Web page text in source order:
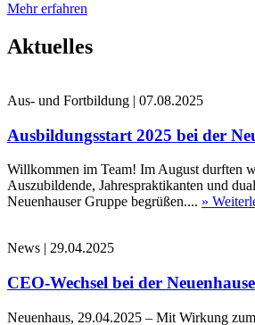
Mehr erfahren
Aktuelles
Aus- und Fortbildung | 07.08.2025
Ausbildungsstart 2025 bei der
Willkommen im Team! Im August durften
Auszubildende, Jahrespraktikanten und
Neuenhauser Gruppe begrüßen.... »
News | 29.04.2025
CEO-Wechsel bei der
Neuenhaus, 29.04.2025 – Mit Wirkung